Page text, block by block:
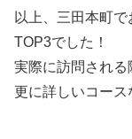
以上、三田本町
TOP3でした！
実際に訪問され
更に詳しいコース